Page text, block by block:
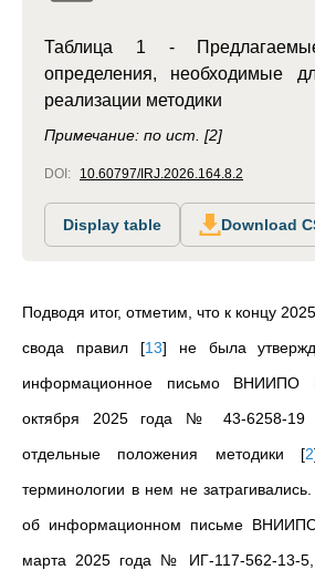
Таблица 1 -
определения, необходимые
реализации методики
Примечание: по ист. [2]
DOI: 10.60797/IRJ.2026.164.8.2
Display table Download
Подводя итог, отметим , что к концу
свода правил [13] не была
информационное письмо
октября 2025 года № 43-6258-19
отдельные положения методики [2
терминологии в нем не
об информационном письме
марта 2025 года № ИГ-117-562-13-5,